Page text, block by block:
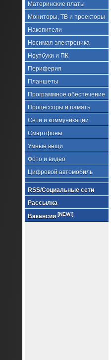
Материнские платы
Мониторы, ТВ и проекторы
Накопители
Носимая электроника
Ноутбуки и ПК
Периферия
Планшеты
Программное обеспечение
Процессоры и память
Сети и коммуникации
Смартфоны
Умные вещи
Фото и видео
Цифровой автомобиль
RSS/Социальные сети
Рассылка
Вакансии [NEW!]